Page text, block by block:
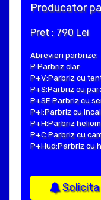
Producator
Pret : 790 Lei
Abrevieri parbrize:
P:Parbriz clar
P+V:Parbriz cu
P+S:Parbriz cu
P+SE:Parbriz cu
P+I:Parbriz cu
P+H:Parbriz
P+C:Parbriz cu
P+Hud:Parbriz cu
Solicita